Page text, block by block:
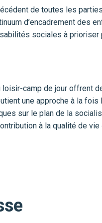
de toutes les
d’encadrement
sociales à
camp de jour offrent
une approche à la
sur le plan de la
à la qualité de